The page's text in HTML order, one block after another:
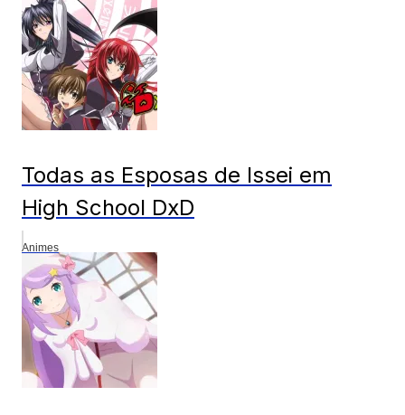
Todas as Esposas de Issei em
High School DxD
Animes